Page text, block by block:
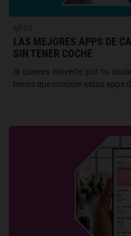
LAS MEJORES APPS DE
SIN TENER COCHE
Si quieres moverte por tu
tienes que conocer estas apps